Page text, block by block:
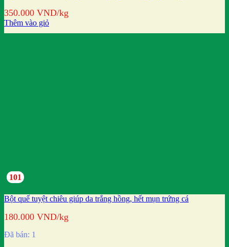
350.000 VND/kg
Thêm vào giỏ
101
Bột quế tuyệt chiêu giúp da trắng hồng, hết mụn trứng cá
180.000 VND/kg
Đã bán: 1